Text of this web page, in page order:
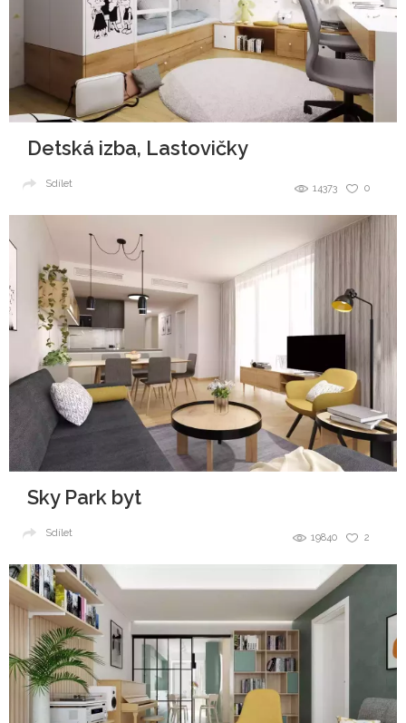
Detská izba, Lastovičky
0
14373
Sdílet
Sky Park byt
2
19840
Sdílet